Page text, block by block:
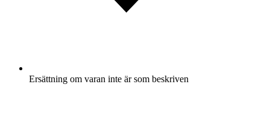
Ersättning om varan inte är som beskriven